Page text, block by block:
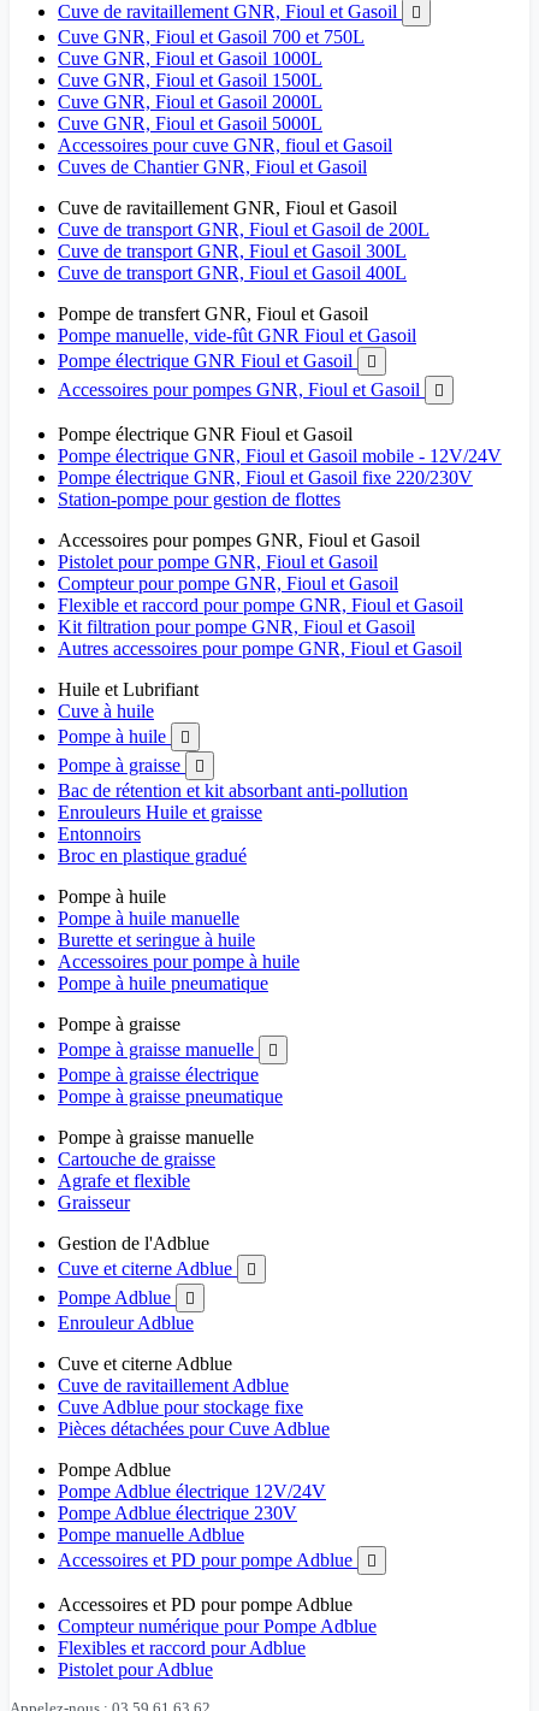
Cuve de ravitaillement GNR, Fioul et Gasoil

Cuve GNR, Fioul et Gasoil 700 et 750L
Cuve GNR, Fioul et Gasoil 1000L
Cuve GNR, Fioul et Gasoil 1500L
Cuve GNR, Fioul et Gasoil 2000L
Cuve GNR, Fioul et Gasoil 5000L
Accessoires pour cuve GNR, fioul et Gasoil
Cuves de Chantier GNR, Fioul et Gasoil
Cuve de ravitaillement GNR, Fioul et Gasoil
Cuve de transport GNR, Fioul et Gasoil de 200L
Cuve de transport GNR, Fioul et Gasoil 300L
Cuve de transport GNR, Fioul et Gasoil 400L
Pompe de transfert GNR, Fioul et Gasoil
Pompe manuelle, vide-fût GNR Fioul et Gasoil
Pompe électrique GNR Fioul et Gasoil

Accessoires pour pompes GNR, Fioul et Gasoil 
Pompe électrique GNR Fioul et Gasoil
Pompe électrique GNR, Fioul et Gasoil mobile - 12V/24V
Pompe électrique GNR, Fioul et Gasoil fixe 220/230V
Station-pompe pour gestion de flottes
Accessoires pour pompes GNR, Fioul et Gasoil
Pistolet pour pompe GNR, Fioul et Gasoil
Compteur pour pompe GNR, Fioul et Gasoil
Flexible et raccord pour pompe GNR, Fioul et Gasoil
Kit filtration pour pompe GNR, Fioul et Gasoil
Autres accessoires pour pompe GNR, Fioul et Gasoil
Huile et Lubrifiant
Cuve à huile
Pompe à huile

Pompe à graisse 
Bac de rétention et kit absorbant anti-pollution
Enrouleurs Huile et graisse
Entonnoirs
Broc en plastique gradué
Pompe à huile
Pompe à huile manuelle
Burette et seringue à huile
Accessoires pour pompe à huile
Pompe à huile pneumatique
Pompe à graisse
Pompe à graisse manuelle

Pompe à graisse électrique
Pompe à graisse pneumatique
Pompe à graisse manuelle
Cartouche de graisse
Agrafe et flexible
Graisseur
Gestion de l'Adblue
Cuve et citerne Adblue

Pompe Adblue 
Enrouleur Adblue
Cuve et citerne Adblue
Cuve de ravitaillement Adblue
Cuve Adblue pour stockage fixe
Pièces détachées pour Cuve Adblue
Pompe Adblue
Pompe Adblue électrique 12V/24V
Pompe Adblue électrique 230V
Pompe manuelle Adblue
Accessoires et PD pour pompe Adblue

Accessoires et PD pour pompe Adblue
Compteur numérique pour Pompe Adblue
Flexibles et raccord pour Adblue
Pistolet pour Adblue